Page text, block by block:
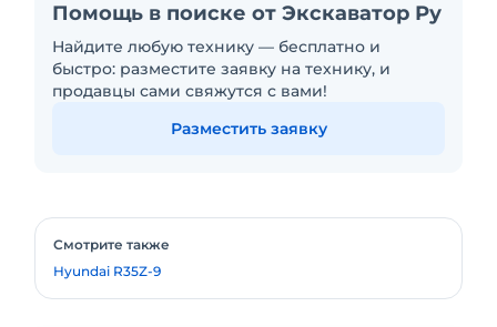
Помощь в поиске от Экскаватор Ру
Найдите любую технику — бесплатно и
быстро: разместите заявку на технику, и
продавцы сами свяжутся с вами!
Разместить заявку
Смотрите также
Hyundai R35Z-9